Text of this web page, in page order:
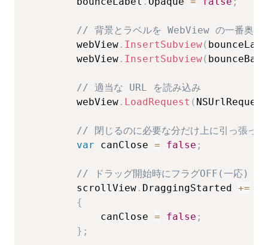
// 背景とラベルを WebView の一番奥に
        webView
. InsertSubview(
        webView
. InsertSubview(
// 適当な URL を読み込み
        webView
. LoadRequest ( NSUrlRequest
// 閉じるのに必要な分だけ上に引っ張
var canClose = false ;
// ドラッグ開始時にフラグOFF(一応)
        scrollView
. DraggingStarted +=
{
            canClose
= false ;
} ;